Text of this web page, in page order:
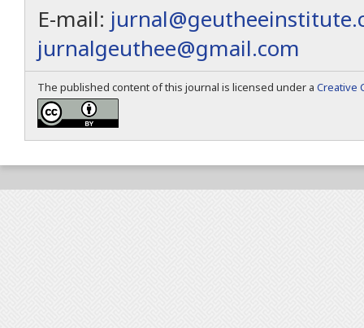
E-mail:
jurnalgeuthee@gmail.com
The published content of this journal is licensed under a Creative